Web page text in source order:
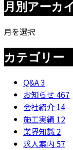
月別アーカ
月を選択
カテゴリー
Q&A3
お知らせ 467
会社紹介 14
施工実績 12
業界知識 2
求人案内 57